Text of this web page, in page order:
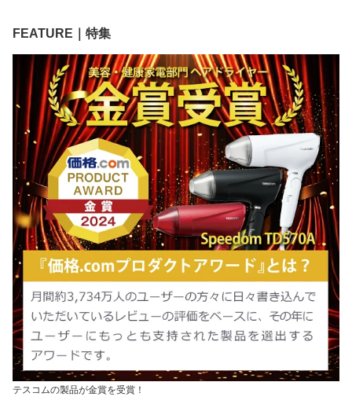
FEATURE｜特集
テスコムの製品が金賞を受賞！